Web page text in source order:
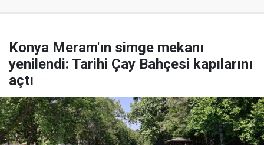
Konya Meram'ın simge mekanı
yenilendi: Tarihi Çay Bahçesi kapılarını
açtı